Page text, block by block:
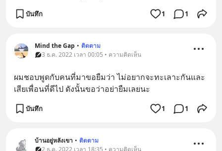
บันทึก 1 1
Mind the Gap • ติดตาม
3 ธ.ค. 2022 เวลา 00:05 • ความคิดเห็น
ผมชอบพูดกับคนที่มาขอยืมว่า ไม่อยากจะทะเลาะกันและ
เสียเพื่อนที่ดีไป ดังนั้นขอว่าอย่ายืมเลยนะ
บันทึก 1 1
บ้านอยู่หลังเขา • ติดตาม
2 ธ.ค. 2022 เวลา 18:35 • ความคิดเห็น